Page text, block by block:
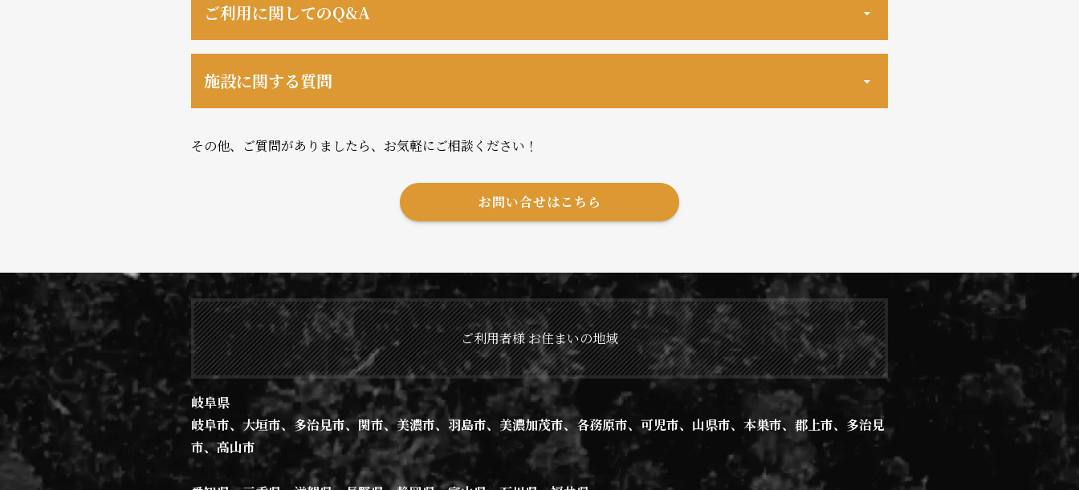
話し方教室シャンティのコミュニケーション出張レッスンをご契約中の団体様もご利用が可能です。
また、話し方教室シャンティの活動へ協力いただいている協賛店様やその関係者の方もご利用が可能で
貸切り宿泊は何名から予約できますか？
※21名以上でご利用の場合はご相談ください。（団体割あり）
1回の申し込みで、何泊まで予約が可能ですか？
基本1グループ様、2泊3日までとさせていただいております。
※3泊以上をご希望する場合はご相談ください。
2泊3日の場合料金はいくらになりますか？
ご利用に関してのQ&A
ご滞在が最高のひとときになるよう、オーダーメイドでプランが作成されます。
どんな滞在にしたいか、ご予算、日数、メンバー構成など、
あらゆる情報やご要望をいただいてからプランを作成いたします。
貸切りキャンプで食事はつきますか？
施設に関する質問
1番の特徴は、管理棟を除く施設を丸ごと貸し切りという点です。
1000坪以上ものスペースを独り占めにできるキャンプ場というのは
私共が知る限り当キャンプ場だけではないでしょうか。
その他、ご質問がありましたら、お気軽にご相談ください！
お問い合せはこちら
ご利用者様 お住まいの地域
岐阜県
岐阜市、大垣市、多治見市、関市、美濃市、羽島市、美濃加茂市、各務原市、可児市、山県市、本巣市、郡上市、多治見
市、高山市